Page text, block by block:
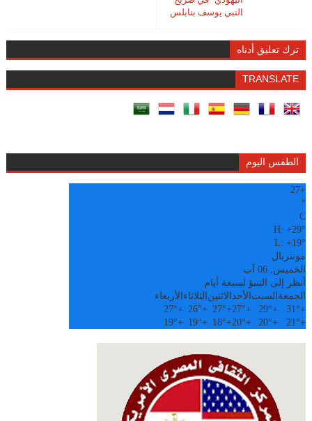
النبي يوسف بنابلس
ترك تعليق أدناه
TRANSLATE
الطقس اليوم
+
27
°
C
H:+29°
L:+19°
مونتريال
الخميس, 06 آب
أنظر إلى التنبؤ لسبعة أيام
الجمعة السبت الأحدالاثنين الثلاثاء الأربعاء
+
31°
+
29°
+
27°
+
27°
+
26°
+
27°
+
21°
+
20°
+
20°
+
18°
+
19°
+
19°